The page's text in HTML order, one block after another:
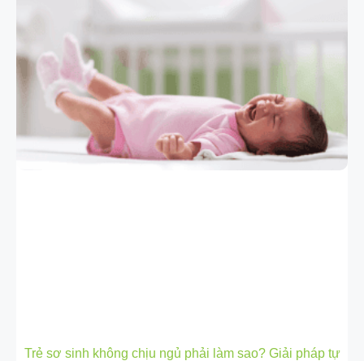
Trẻ sơ sinh không chịu ngủ phải làm sao? Giải pháp tự